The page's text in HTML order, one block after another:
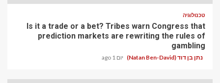
Is it a trade or a bet?
prediction